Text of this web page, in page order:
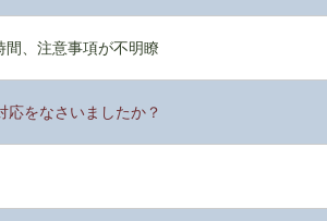
、注意事項が不明瞭
応をなさいましたか？